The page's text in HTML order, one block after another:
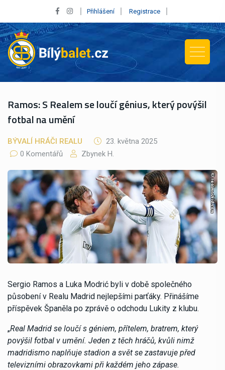
Přihlášení Registrace
Ramos: S Realem se loučí génius, který povýšil
fotbal na umění
BÝVALÍ HRÁČI REALU
23. května 2025
0 Komentářů
Zbynek H.
Sergio Ramos a Luka Modrić byli v době společného
působení v Realu Madrid nejlepšími parťáky. Přinášíme
příspěvek Španěla po zprávě o odchodu Lukity z klubu.
„Real Madrid se loučí s géniem, přítelem, bratrem, který
povýšil fotbal v umění. Jeden z těch hráčů, kvůli nimž
madridismo naplňuje stadion a svět se zastavuje před
televizními obrazovkami při každém jeho zápase.